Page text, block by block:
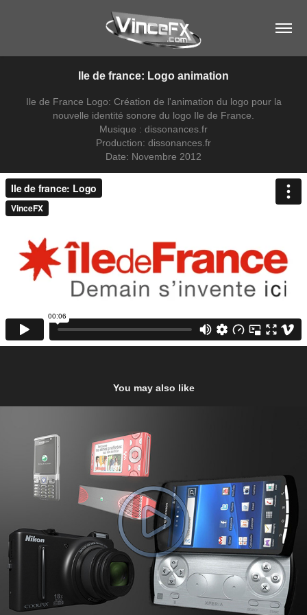
Ile de france: Logo animation
Ile de France Logo: Création de l'animation du logo pour la
nouvelle identité sonore du logo Ile de France.
Musique : dissonances.fr
Production: dissonances.fr
Date: Novembre 2012
You may also like
Creatix - Téléphones et autres objets 3D
2010